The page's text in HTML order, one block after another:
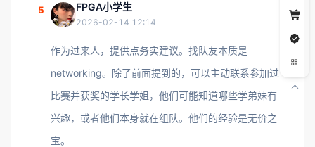
5 FPGA小学生
2026-02-14 12:14
作为过来人，提供点务实建议。找队友本质是
networking。除了前面提到的，可以主动联系参加过
比赛并获奖的学长学姐，他们可能知道哪些学弟妹有
兴趣，或者他们本身就在组队。他们的经验是无价之
宝。